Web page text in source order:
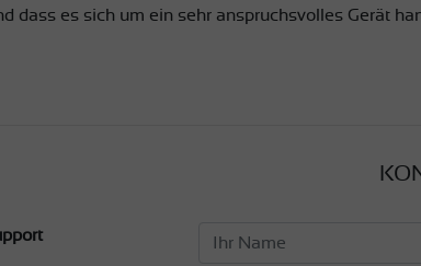
dass es sich um ein sehr anspruchsvolles Gerät